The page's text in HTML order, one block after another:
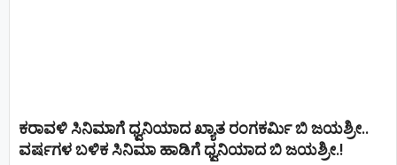
ಕರಾವಳಿ ಸಿನಿಮಾಗೆ ಧ್ವನಿಯಾದ ಖ್ಯಾತ ರಂಗಕರ್ಮಿ ಬಿ ಜಯಶ್ರೀ..
ವರ್ಷಗಳ ಬಳಿಕ ಸಿನಿಮಾ ಹಾಡಿಗೆ ಧ್ವನಿಯಾದ ಬಿ ಜಯಶ್ರೀ.!